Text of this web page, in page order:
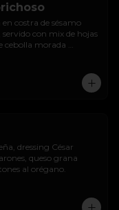
costra de sésamo
servido con mix de hojas
cebolla morada
dressing César
queso grana
al orégano.